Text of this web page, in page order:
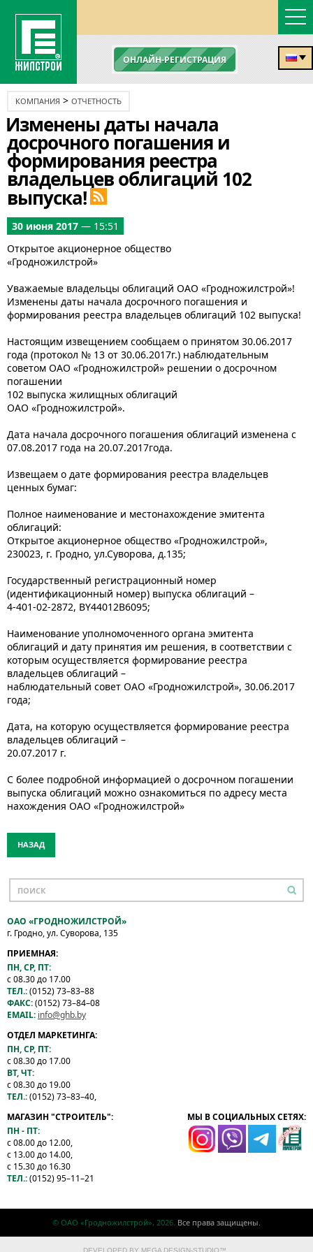
ОНЛАЙН-РЕГИСТРАЦИЯ
КОМПАНИЯ > ОТЧЕТНОСТЬ
Изменены даты начала
досрочного погашения и
формирования реестра
владельцев облигаций 102
выпуска!
30 июня 2017 — 15:51
Открытое акционерное общество
«Гродножилстрой»
Уважаемые владельцы облигаций ОАО «Гродножилстрой»!
Изменены даты начала досрочного погашения и
формирования реестра владельцев облигаций 102 выпуска!
Настоящим извещением сообщаем о принятом 30.06.2017
года (протокол № 13 от 30.06.2017г.) наблюдательным
советом ОАО «Гродножилстрой» решении о досрочном
погашении
102 выпуска жилищных облигаций
ОАО «Гродножилстрой».
Дата начала досрочного погашения облигаций изменена с
07.08.2017 года на 20.07.2017года.
Извещаем о дате формирования реестра владельцев
ценных бумаг:
Полное наименование и местонахождение эмитента
облигаций:
Открытое акционерное общество «Гродножилстрой»,
230023, г. Гродно, ул.Суворова, д.135;
Государственный регистрационный номер
(идентификационный номер) выпуска облигаций –
4-401-02-2872, BY44012B6095;
Наименование уполномоченного органа эмитента
облигаций и дату принятия им решения, в соответствии с
которым осуществляется формирование реестра
владельцев облигаций –
наблюдательный совет ОАО «Гродножилстрой», 30.06.2017
года;
Дата, на которую осуществляется формирование реестра
владельцев облигаций –
20.07.2017 г.
С более подробной информацией о досрочном погашении
выпуска облигаций можно ознакомиться по адресу места
нахождения ОАО «Гродножилстрой»
НАЗАД
ОАО «ГРОДНОЖИЛСТРОЙ»
г. Гродно, ул. Суворова, 135
ПРИЕМНАЯ:
ПН, СР, ПТ:
с 08.30 до 17.00
ТЕЛ.:(0152) 73–83–88
ФАКС:(0152) 73–84–08
EMAIL: info@ghb.by
ОТДЕЛ МАРКЕТИНГА:
ПН, СР, ПТ:
с 08.30 до 17.00
ВТ, ЧТ:
с 08.30 до 19.00
ТЕЛ.:(0152) 73–83–40,
МАГАЗИН "СТРОИТЕЛЬ":
ПН - ПТ:
с 08.00 до 12.00,
с 13.00 до 14.00,
с 15.30 до 16.30
ТЕЛ.:(0152) 95–11–21
МЫ В СОЦИАЛЬНЫХ СЕТЯХ:
© ОАО «Гродножилстрой», 2026. Все права защищены.
DEVELOPED BY MEGA DESIGN-STUDIO™